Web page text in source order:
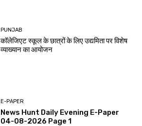
PUNJAB
कॉलेजिएट स्कूल के छात्रों के लिए उद्यमिता पर विशेष
व्याख्यान का आयोजन
E-PAPER
News Hunt Daily Evening E-Paper
04-08-2026 Page 1